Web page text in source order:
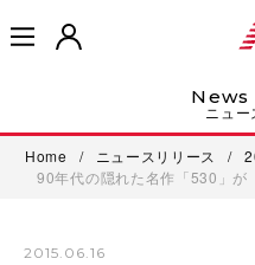
ニュー
Home / ニュースリリース /
90年代の隠れた名作「530」が
2015.06.16